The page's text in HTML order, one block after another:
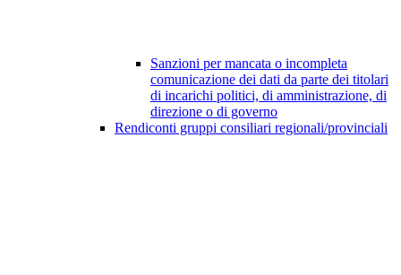
Sanzioni per mancata o incompleta
comunicazione dei dati da parte dei titolari
di incarichi politici, di amministrazione, di
direzione o di governo
Rendiconti gruppi consiliari regionali/provinciali